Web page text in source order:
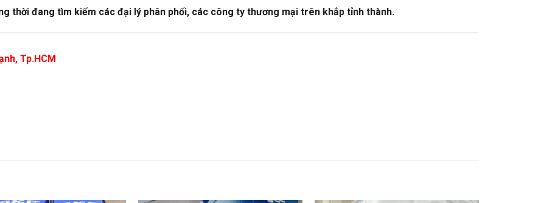
thời đang tìm kiếm các đại lý phân phối, các công ty thương mại trên khắp tỉnh thành.
Tp.HCM